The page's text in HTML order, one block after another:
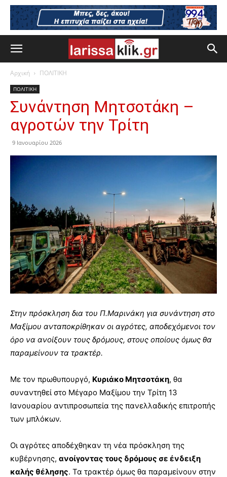
Αρχική ΠΟΛΙΤΙΚΗ
ΠΟΛΙΤΙΚΗ
Συνάντηση Μητσοτάκη –
αγροτών την Τρίτη
9 Ιανουαρίου 2026
Στην πρόσκληση δια του Π.Μαρινάκη για συνάντηση στο
Μαξίμου ανταποκρίθηκαν οι αγρότες, αποδεχόμενοι τον
όρο να ανοίξουν τους δρόμους, στους οποίους όμως θα
παραμείνουν τα τρακτέρ.
Με τον πρωθυπουργό, Κυριάκο Μητσοτάκη, θα
συναντηθεί στο Μέγαρο Μαξίμου την Τρίτη 13
Ιανουαρίου αντιπροσωπεία της πανελλαδικής επιτροπής
των μπλόκων.
Οι αγρότες αποδέχθηκαν τη νέα πρόσκληση της
κυβέρνησης, ανοίγοντας τους δρόμους σε ένδειξη
καλής θέλησης. Τα τρακτέρ όμως θα παραμείνουν στην